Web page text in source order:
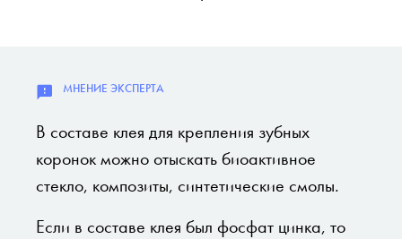
В составе клея для крепления зубных
коронок можно отыскать биоактивное
стекло, композиты, синтетические смолы.
Если в составе клея был фосфат цинка, то